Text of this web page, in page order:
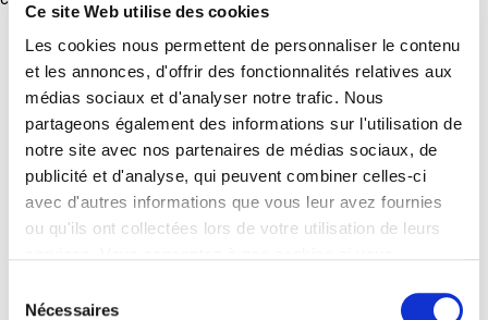
Ce site Web utilise des cookies
Les cookies nous permettent de personnaliser le contenu
et les annonces, d'offrir des fonctionnalités relatives aux
médias sociaux et d'analyser notre trafic. Nous
partageons également des informations sur l'utilisation de
notre site avec nos partenaires de médias sociaux, de
publicité et d'analyse, qui peuvent combiner celles-ci
avec d'autres informations que vous leur avez fournies
ou qu'ils ont collectées lors de votre utilisation de leurs
Nécessaires
Mentions légales
Données personnelles
Gestion des cookies
Nous contacter
Mentions légales
Données personnelles
Gestion des cookies